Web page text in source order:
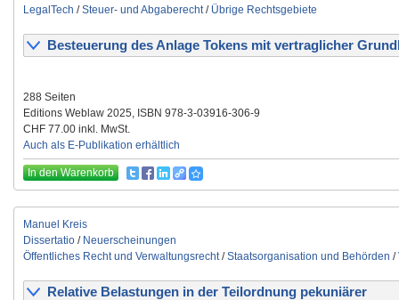
LegalTech /Steuer- und Abgaberecht/ Übrige Rechtsgebiete
Besteuerung des Anlage Tokens mit vertraglicher
288 Seiten
Editions Weblaw 2025, ISBN 978-3-03916-306-9
CHF 77.00 inkl. MwSt.
Auch als E-Publikation erhältlich
In den Warenkorb
Manuel Kreis
Dissertatio / Neuerscheinungen
Öffentliches Recht und Verwaltungsrecht/Staatsorganisation und Behörden /
Relative Belastungen in der Teilordnung pekuniärer